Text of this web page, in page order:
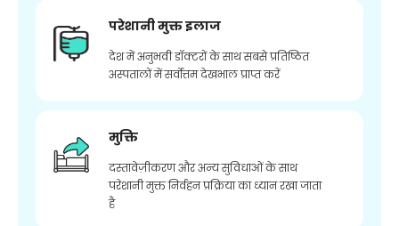
परेशानी मुक्त इलाज
देश में अनुभवी डॉक्टरों के साथ सबसे प्रतिष्ठित
अस्पतालों में सर्वोत्तम देखभाल प्राप्त करें
मुक्ति
दस्तावेज़ीकरण और अन्य सुविधाओं के साथ
परेशानी मुक्त निर्वहन प्रक्रिया का ध्यान रखा जाता
है